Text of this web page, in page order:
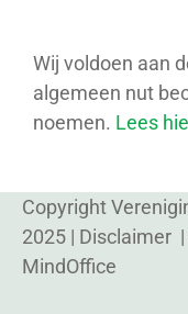
Wij voldoen aan
algemeen nut
noemen. Lees
Copyright
2025 | Disclaimer
MindOffice